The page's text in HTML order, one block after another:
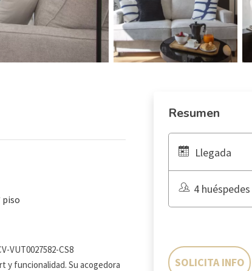
piso
VUT0027582-CS8
y funcionalidad. Su acogedora
Resumen
Llegada
4 huéspedes
SOLICITA INFO